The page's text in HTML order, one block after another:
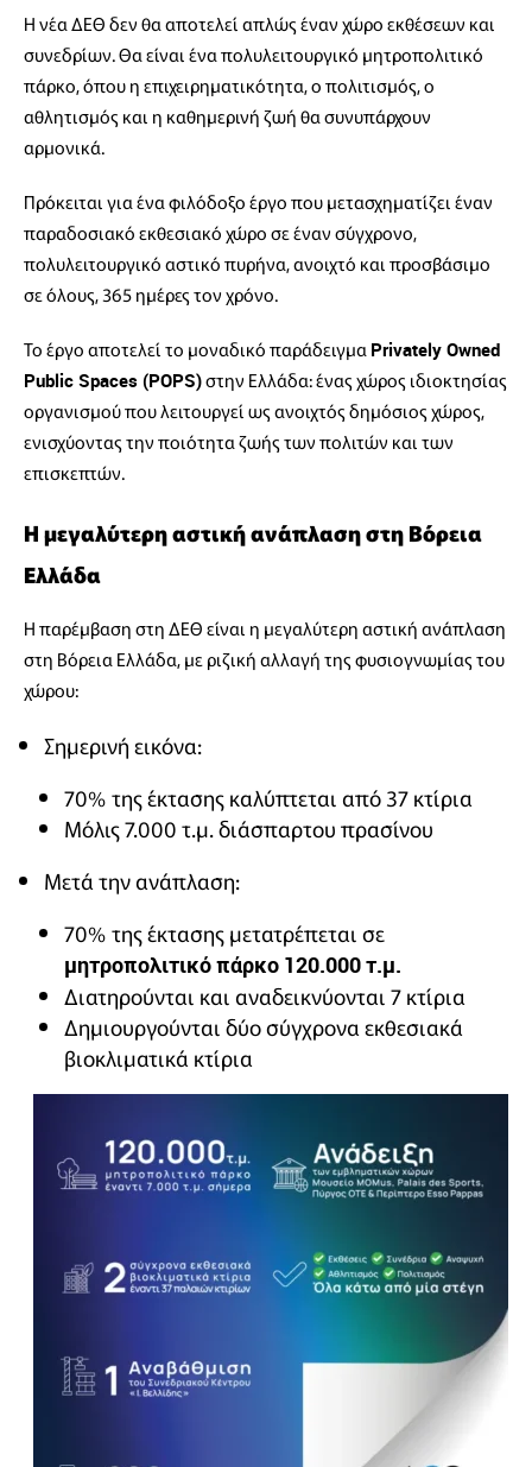
Η νέα ΔΕΘ δεν θα αποτελεί απλώς έναν χώρο εκθέσεων και
συνεδρίων. Θα είναι ένα πολυλειτουργικό μητροπολιτικό
πάρκο, όπου η επιχειρηματικότητα, ο πολιτισμός, ο
αθλητισμός και η καθημερινή ζωή θα συνυπάρχουν
αρμονικά.
Πρόκειται για ένα φιλόδοξο έργο που μετασχηματίζει έναν
παραδοσιακό εκθεσιακό χώρο σε έναν σύγχρονο,
πολυλειτουργικό αστικό πυρήνα, ανοιχτό και προσβάσιμο
σε όλους, 365 ημέρες τον χρόνο.
Το έργο αποτελεί το μοναδικό παράδειγμα Privately Owned
Public Spaces (POPS)στην Ελλάδα: ένας χώρος ιδιοκτησίας
οργανισμού που λειτουργεί ως ανοιχτός δημόσιος χώρος,
ενισχύοντας την ποιότητα ζωής των πολιτών και των
επισκεπτών.
Η μεγαλύτερη αστική ανάπλαση στη Βόρεια
Ελλάδα
Η παρέμβαση στη ΔΕΘ είναι η μεγαλύτερη αστική ανάπλαση
στη Βόρεια Ελλάδα, με ριζική αλλαγή της φυσιογνωμίας του
χώρου:
Σημερινή εικόνα:
70% της έκτασης καλύπτεται από 37 κτίρια
Μόλις 7.000 τ.μ. διάσπαρτου πρασίνου
Μετά την ανάπλαση:
70% της έκτασης μετατρέπεται σε
μητροπολιτικό πάρκο 120.000 τ.μ.
Διατηρούνται και αναδεικνύονται 7 κτίρια
Δημιουργούνται δύο σύγχρονα εκθεσιακά
βιοκλιματικά κτίρια